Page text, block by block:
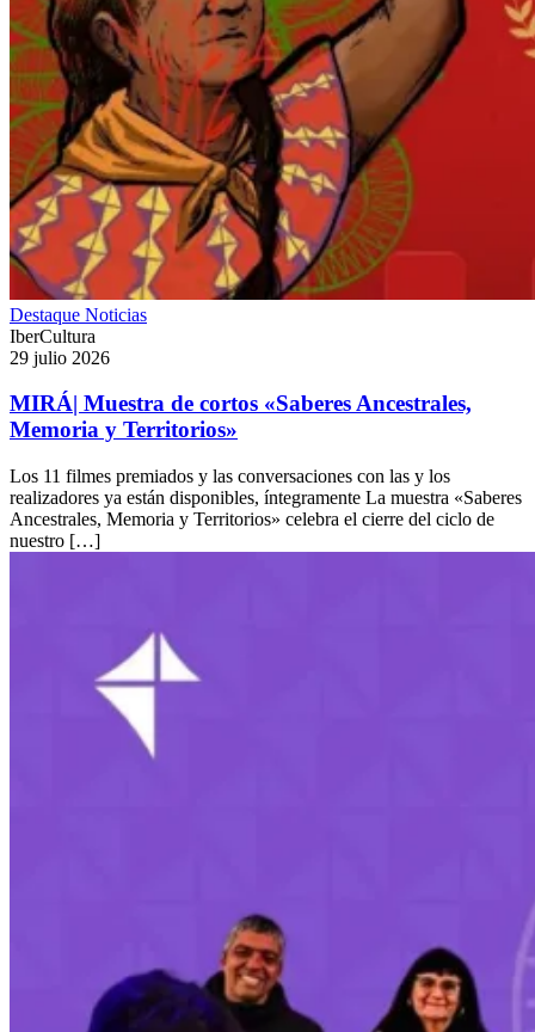
Destaque Noticias
IberCultura
29 julio 2026
MIRÁ| Muestra de cortos «Saberes Ancestrales,
Memoria y Territorios»
Los 11 filmes premiados y las conversaciones con las y los
realizadores ya están disponibles, íntegramente La muestra «Saberes
Ancestrales, Memoria y Territorios» celebra el cierre del ciclo de
nuestro […]